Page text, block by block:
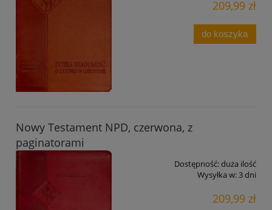
209,99 zł
do koszyka
Nowy Testament NPD, czerwona, z
paginatorami
Dostępność:duża ilość
Wysyłka w: 3 dni
209,99 zł